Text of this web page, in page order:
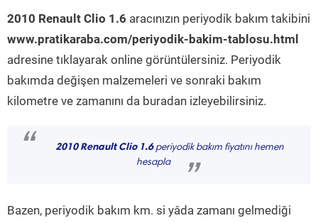
2010 Renault Clio 1.6 aracınızın periyodik bakım takibini
www.pratikaraba.com/periyodik-bakim-tablosu.html
adresine tıklayarak online görüntülersiniz. Periyodik
bakımda değişen malzemeleri ve sonraki bakım
kilometre ve zamanını da buradan izleyebilirsiniz.
“ 2010 Renault Clio 1.6periyodik bakım fiyatını hemen
hesapla
”
Bazen, periyodik bakım km. si yâda zamanı gelmediği